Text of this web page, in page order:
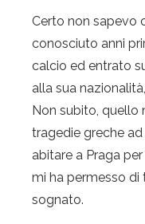
Certo non sapevo
conosciuto anni
calcio ed entrato
alla sua
Non subito, quello
tragedie greche
abitare a Praga
mi ha permesso di
sognato.